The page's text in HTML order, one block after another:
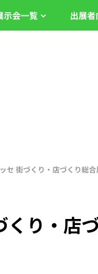
示会一覧 出展
セ 街づくり・店づくり総
くり・店